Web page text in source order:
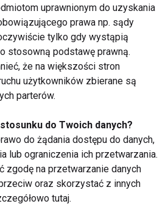
JAKI JEST
SKUTECZNY SPOSÓB
NA STRES i NAPIĘCIA?
więcej
uprawnionym do uzyskania
prawa np. sądy
tylko gdy wystąpią
stosowną podstawę prawną.
że na większości stron
użytkowników zbierane są
parterów.
do Twoich danych?
do żądania dostępu do danych,
lub ograniczenia ich przetwarzania.
zgodę na przetwarzanie danych
oraz skorzystać z innych
tutaj.